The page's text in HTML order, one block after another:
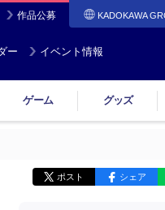
作品公募 KADOKAWA
ー イベント情報
ゲーム グッズ
ポスト シェア